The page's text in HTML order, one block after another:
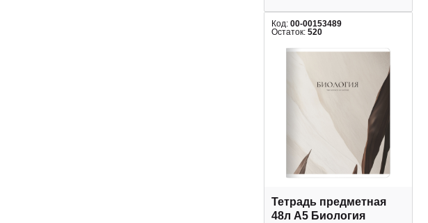
Код: 00-00153489
Остаток: 520
Тетрадь предметная
48л А5 Биология